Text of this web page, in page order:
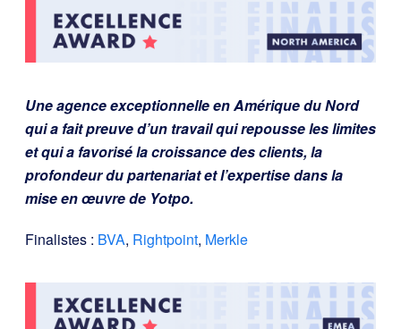
Une agence exceptionnelle en Amérique du Nord
qui a fait preuve d’un travail qui repousse les limites
et qui a favorisé la croissance des clients, la
profondeur du partenariat et l’expertise dans la
mise en œuvre de Yotpo.
Finalistes : BVA, Rightpoint, Merkle